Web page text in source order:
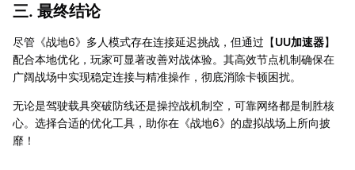
三. 最终结论
尽管《战地6》多人模式存在连接延迟挑战，但通过【UU加速器】
配合本地优化，玩家可显著改善对战体验。其高效节点机制确保在
广阔战场中实现稳定连接与精准操作，彻底消除卡顿困扰。
无论是驾驶载具突破防线还是操控战机制空，可靠网络都是制胜核
心。选择合适的优化工具，助你在《战地6》的虚拟战场上所向披
靡！